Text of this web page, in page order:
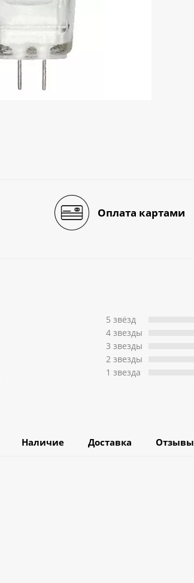
Оплата картами
5 звёзд
4 звeзды
3 звeзды
2 звeзды
1 звeзда
Наличие Доставка Отзывы